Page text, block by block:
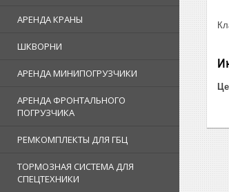
АРЕНДА КРАНЫ
ШКВОРНИ
АРЕНДА МИНИПОГРУЗЧИКИ
АРЕНДА ФРОНТАЛЬНОГО
ПОГРУЗЧИКА
РЕМКОМПЛЕКТЫ ДЛЯ ГБЦ
ТОРМОЗНАЯ СИСТЕМА ДЛЯ
СПЕЦТЕХНИКИ